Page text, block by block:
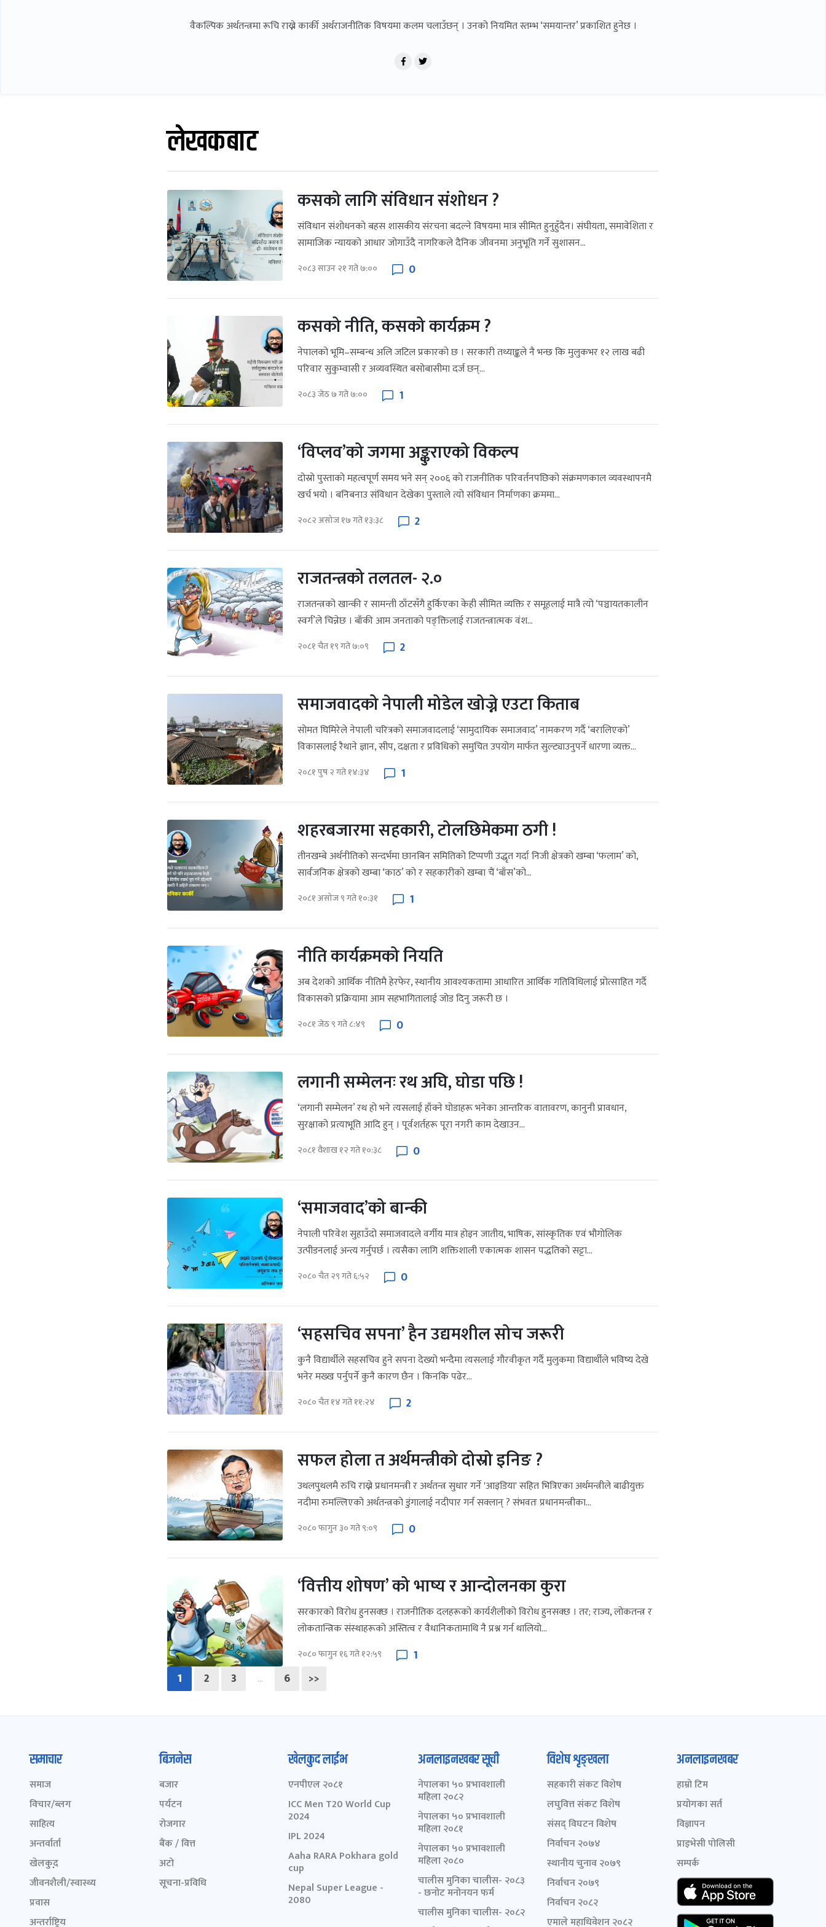
वैकल्पिक अर्थतन्त्रमा रूचि राख्ने कार्की अर्थराजनीतिक विषयमा कलम चलाउँछन् । उनको नियमित स्तम्भ ‘समयान्तर’ प्रकाशित हुनेछ ।
लेखकबाट
कसको लागि संविधान संशोधन ?
संविधान संशोधनको बहस शासकीय संरचना बदल्ने विषयमा मात्र सीमित हुनुहुँदैन। संघीयता, समावेशिता र
सामाजिक न्यायको आधार जोगाउँदै नागरिकले दैनिक जीवनमा अनुभूति गर्ने सुशासन...
२०८३ साउन २१ गते ७:०० 0
कसको नीति, कसको कार्यक्रम ?
नेपालको भूमि–सम्बन्ध अलि जटिल प्रकारको छ । सरकारी तथ्याङ्कले नै भन्छ कि मुलुकभर १२ लाख बढी
परिवार सुकुम्वासी र अव्यवस्थित बसोबासीमा दर्ज छन्...
२०८३ जेठ ७ गते ७:०० 1
‘विप्लव’को जगमा अङ्कुराएको विकल्प
दोस्रो पुस्ताको महत्वपूर्ण समय भने सन् २००६ को राजनीतिक परिवर्तनपछिको संक्रमणकाल व्यवस्थापनमै
खर्च भयो । बनिबनाउ संविधान देखेका पुस्ताले त्यो संविधान निर्माणका क्रममा...
२०८२ असोज १७ गते १३:३८ 2
राजतन्त्रको तलतल- २.०
राजतन्त्रको खान्की र सामन्ती ठाँटसँगै हुर्किएका केही सीमित व्यक्ति र समूहलाई मात्रै त्यो ‘पञ्चायतकालीन
स्वर्ग’ले चिन्नेछ । बाँकी आम जनताको पङ्क्तिलाई राजतन्त्रात्मक वंश...
२०८१ चैत १९ गते ७:०९ 2
समाजवादको नेपाली मोडेल खोज्ने एउटा किताब
सोमत घिमिरेले नेपाली चरित्रको समाजवादलाई ‘सामुदायिक समाजवाद’ नामकरण गर्दै ‘बरालिएको’
विकासलाई रैथाने ज्ञान, सीप, दक्षता र प्रविधिको समुचित उपयोग मार्फत सुल्ट्याउनुपर्ने धारणा व्यक्त...
२०८१ पुष २ गते १४:३४ 1
शहरबजारमा सहकारी, टोलछिमेकमा ठगी !
तीनखम्बे अर्थनीतिको सन्दर्भमा छानबिन समितिको टिप्पणी उद्धृत गर्दा निजी क्षेत्रको खम्बा ‘फलाम’ को,
सार्वजनिक क्षेत्रको खम्बा ‘काठ’ को र सहकारीको खम्बा चैं ‘बाँस’को...
२०८१ असोज ९ गते १०:३१ 1
नीति कार्यक्रमको नियति
अब देशको आर्थिक नीतिमै हेरफेर, स्थानीय आवश्यकतामा आधारित आर्थिक गतिविधिलाई प्रोत्साहित गर्दै
विकासको प्रक्रियामा आम सहभागितालाई जोड दिनु जरूरी छ ।
२०८१ जेठ ९ गते ८:४९ 0
लगानी सम्मेलनः रथ अघि, घोडा पछि !
‘लगानी सम्मेलन’ रथ हो भने त्यसलाई हाँक्ने घोडाहरू भनेका आन्तरिक वातावरण, कानुनी प्रावधान,
सुरक्षाको प्रत्याभूति आदि हुन् । पूर्वशर्तहरू पूरा नगरी काम देखाउन...
२०८१ वैशाख १२ गते १०:३८ 0
‘समाजवाद’को बान्की
नेपाली परिवेश सुहाउँदो समाजवादले वर्गीय मात्र होइन जातीय, भाषिक, सांस्कृतिक एवं भौगोलिक
उत्पीडनलाई अन्त्य गर्नुपर्छ । त्यसैका लागि शक्तिशाली एकात्मक शासन पद्धतिको सट्टा...
२०८० चैत २९ गते ६:५२ 0
‘सहसचिव सपना’ हैन उद्यमशील सोच जरूरी
कुनै विद्यार्थीले सहसचिव हुने सपना देख्यो भन्दैमा त्यसलाई गौरवीकृत गर्दै मुलुकमा विद्यार्थीले भविष्य देखे
भनेर मख्ख पर्नुपर्ने कुनै कारण छैन । किनकि पढेर...
२०८० चैत १४ गते ११:२४ 2
सफल होला त अर्थमन्त्रीको दोस्रो इनिङ ?
उथलपुथलमै रुचि राख्ने प्रधानमन्त्री र अर्थतन्त्र सुधार गर्ने 'आइडिया' सहित भित्रिएका अर्थमन्त्रीले बाढीयुक्त
नदीमा रुमल्लिएको अर्थतन्त्रको डुंगालाई नदीपार गर्न सक्लान् ? संभवतः प्रधानमन्त्रीका...
२०८० फागुन ३० गते ९:०९ 0
‘वित्तीय शोषण’ को भाष्य र आन्दोलनका कुरा
सरकारको विरोध हुनसक्छ । राजनीतिक दलहरूको कार्यशैलीको विरोध हुनसक्छ । तर; राज्य, लोकतन्त्र र
लोकतान्त्रिक संस्थाहरूको अस्तित्व र वैधानिकतामाथि नै प्रश्न गर्न थालियो...
२०८० फागुन १६ गते १२:५९
1
1
2 3 … 6 >>
समाचार
समाज
विचार/ब्लग
साहित्य
अन्तर्वार्ता
खेलकुद़़
जीवनशैली/स्वास्थ्य
प्रवास
अन्तर्राष्ट्रिय
बिजनेस
बजार
पर्यटन
रोजगार
बैंक / वित्त
अटो
सूचना-प्रविधि
खेलकुद लाईभ
एनपीएल २०८१
ICC Men T20 World Cup
2024
IPL 2024
Aaha RARA Pokhara gold
cup
Nepal Super League -
2080
अनलाइनखबर सूची
नेपालका ५० प्रभावशाली
महिला २०८२
नेपालका ५० प्रभावशाली
महिला २०८१
नेपालका ५० प्रभावशाली
महिला २०८०
चालीस मुनिका चालीस- २०८३
- छनोट मनोनयन फर्म
चालीस मुनिका चालीस- २०८२
विशेष शृङ्खला
सहकारी संकट विशेष
लघुवित्त संकट विशेष
संसद् विघटन विशेष
निर्वाचन २०७४
स्थानीय चुनाव २०७९
निर्वाचन २०७९
निर्वाचन २०८२
एमाले महाधिवेशन २०८२
अनलाइनखबर
हाम्रो टिम
प्रयोगका सर्त
विज्ञापन
प्राइभेसी पोलिसी
सम्पर्क